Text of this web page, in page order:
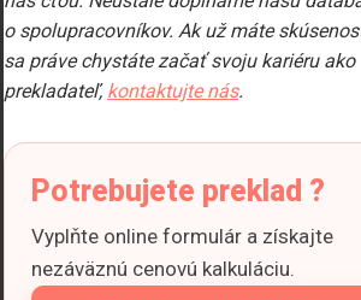
o spolupracovníkov. Ak už máte
sa práve chystáte začať svoju kariéru ako
prekladateľ, kontaktujte nás.
Potrebujete preklad ?
Vyplňte online formulár a získajte
nezáväznú cenovú kalkuláciu.